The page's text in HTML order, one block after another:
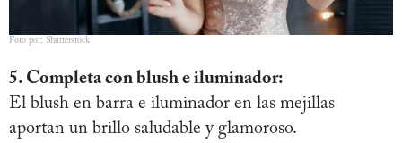
Foto por: Shutterstock
5. Completa con blush e iluminador:
El blush en barra e iluminador en las mejillas
aportan un brillo saludable y glamoroso.